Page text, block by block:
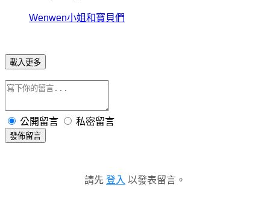
Wenwen小姐和寶貝們
載入更多
公開留言 私密留言
發佈留言
請先 登入 以發表留言。